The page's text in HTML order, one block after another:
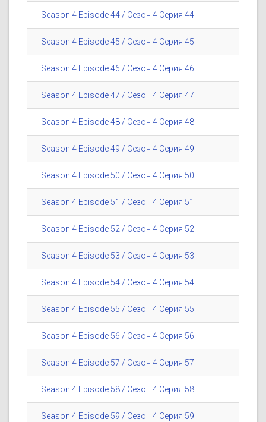
Season 4 Episode 44 / Сезон 4 Серия 44
Season 4 Episode 45 / Сезон 4 Серия 45
Season 4 Episode 46 / Сезон 4 Серия 46
Season 4 Episode 47 / Сезон 4 Серия 47
Season 4 Episode 48 / Сезон 4 Серия 48
Season 4 Episode 49 / Сезон 4 Серия 49
Season 4 Episode 50 / Сезон 4 Серия 50
Season 4 Episode 51 / Сезон 4 Серия 51
Season 4 Episode 52 / Сезон 4 Серия 52
Season 4 Episode 53 / Сезон 4 Серия 53
Season 4 Episode 54 / Сезон 4 Серия 54
Season 4 Episode 55 / Сезон 4 Серия 55
Season 4 Episode 56 / Сезон 4 Серия 56
Season 4 Episode 57 / Сезон 4 Серия 57
Season 4 Episode 58 / Сезон 4 Серия 58
Season 4 Episode 59 / Сезон 4 Серия 59